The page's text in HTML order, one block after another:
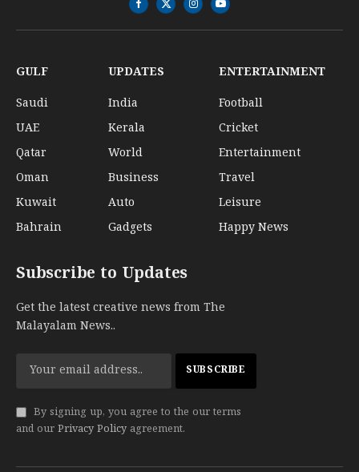
Facebook
X
(Twitter)
InstagramYouTube
GULF
Saudi
UAE
Qatar
Oman
Kuwait
Bahrain
UPDATES
India
Kerala
World
Business
Auto
Gadgets
ENTERTAINMENT
Football
Cricket
Entertainment
Travel
Leisure
Happy News
Subscribe to Updates
Get the latest creative news from The
Malayalam News..
By signing up, you agree to the our terms
and our Privacy Policy agreement.